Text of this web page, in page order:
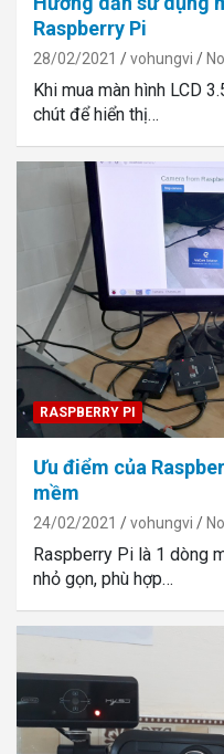
Raspberry Pi
28/02/2021 vohungvi
Khi mua màn hình LCD
chút để hiển thị…
RASPBERRY PI
Ưu điểm của
mềm
24/02/2021 vohungvi
Raspberry Pi là 1 dòng
nhỏ gọn, phù hợp…